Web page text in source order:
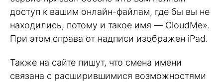
доступ к вашим онлайн-файлам, где бы вы не
находились, потому и такое имя — CloudMe».
При этом справа от надписи изображен iPad.
Также на сайте пишут, что смена имени
связана с расширившимися возможностями